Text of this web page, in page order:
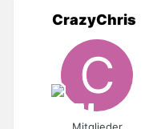
CrazyChris